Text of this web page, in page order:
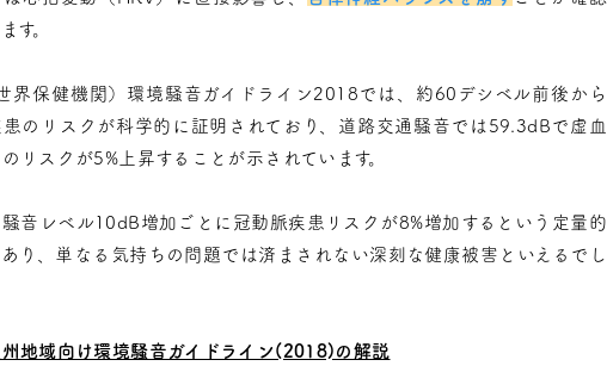
す。
界保健機関）環境騒音ガイドライン2018では、約60デシベル前後から
のリスクが科学的に証明されており、道路交通騒音では59.3dBで虚血
リスクが5%上昇することが示されています。
音レベル10dB増加ごとに冠動脈疾患リスクが8%増加するという定量的
り、単なる気持ちの問題では済まされない深刻な健康被害といえるでし
地域向け環境騒音ガイドライン(2018)の解説